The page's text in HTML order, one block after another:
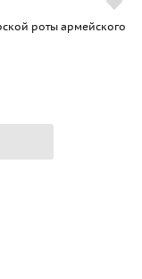
роты армейского